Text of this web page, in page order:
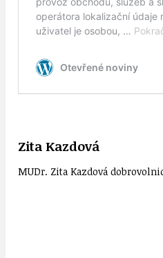
Zita Kazdová
MUDr. Zita Kazdová